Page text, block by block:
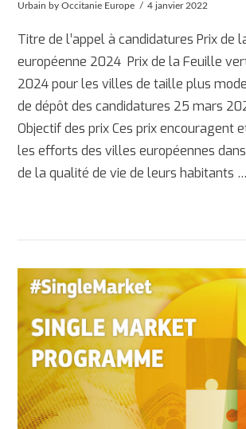
Urbain by Occitanie Europe 4 janvier 2022
Titre de l’appel à candidatures Prix de
européenne 2024 Prix de la Feuille
2024 pour les villes de taille plus
de dépôt des candidatures 25 mars
Objectif des prix Ces prix encouragent
les efforts des villes européennes
de la qualité de vie de leurs habitants …